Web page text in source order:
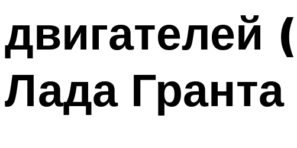
двигателей
Лада Гранта